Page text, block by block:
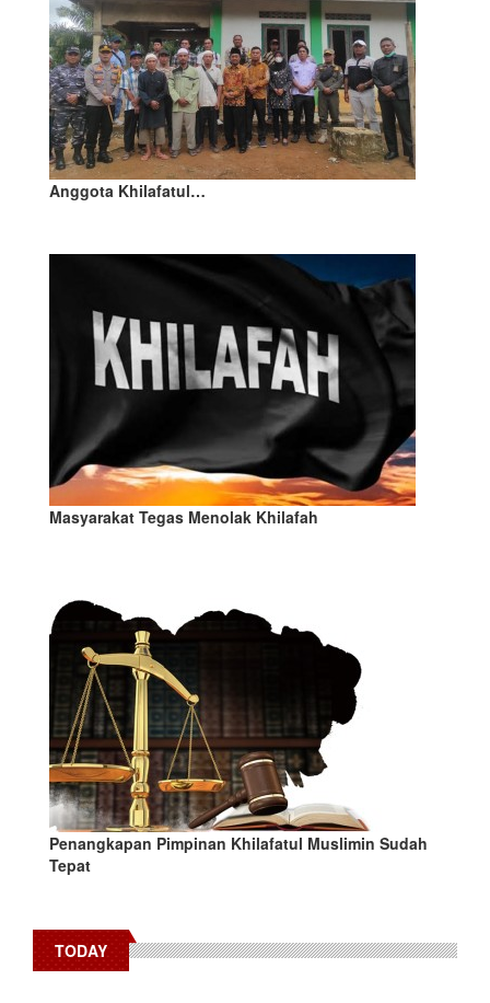
Anggota Khilafatul…
Masyarakat Tegas Menolak Khilafah
Penangkapan Pimpinan Khilafatul Muslimin Sudah
Tepat
TODAY